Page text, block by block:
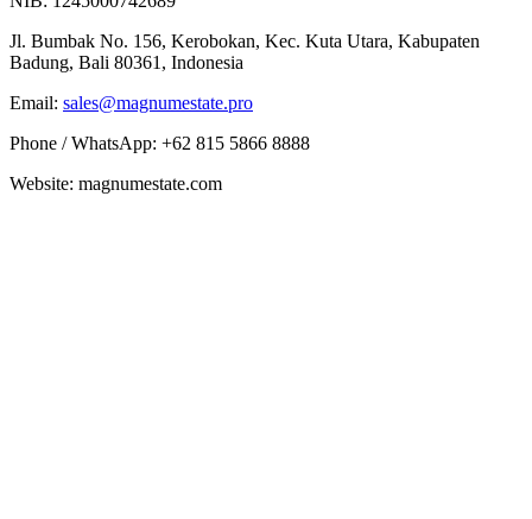
Jl. Bumbak No. 156, Kerobokan, Kec. Kuta Utara, Kabupaten
Badung, Bali 80361, Indonesia
Email: sales@magnumestate.pro
Phone / WhatsApp: +62 815 5866 8888
Website: magnumestate.com